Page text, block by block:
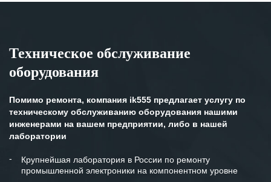
Техническое обслуживание
оборудования
Помимо ремонта, компания ik555 предлагает услугу по
техническому обслуживанию оборудования нашими
инженерами на вашем предприятии, либо в нашей
лаборатории
Крупнейшая лаборатория в России по ремонту
промышленной электроники на компонентном уровне